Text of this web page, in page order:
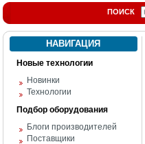
ПОИСК
НАВИГАЦИЯ
Новые технологии
Новинки
Технологии
Подбор оборудования
Блоги производителей
Поставщики